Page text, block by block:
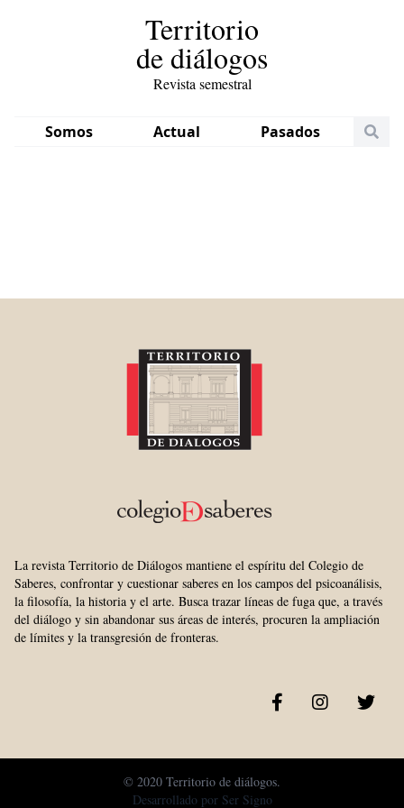
Territorio
de diálogos
Revista semestral
Somos Actual Pasados
La revista Territorio de Diálogos mantiene el espíritu del Colegio de
Saberes, confrontar y cuestionar saberes en los campos del psicoanálisis,
la filosofía, la historia y el arte. Busca trazar líneas de fuga que, a través
del diálogo y sin abandonar sus áreas de interés, procuren la ampliación
de límites y la transgresión de fronteras.
© 2020 Territorio de diálogos.
Desarrollado por Ser Signo